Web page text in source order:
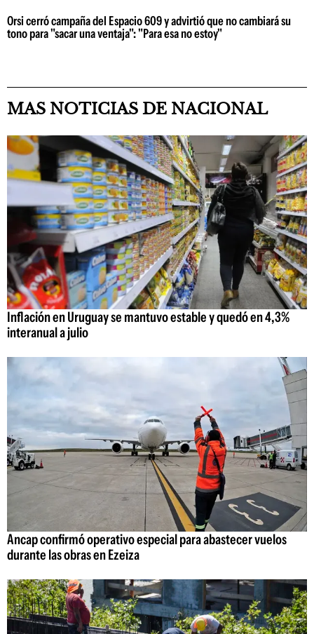
Orsi cerró campaña del Espacio 609 y advirtió que no cambiará su
tono para "sacar una ventaja": "Para esa no estoy"
MAS NOTICIAS DE NACIONAL
Inflación en Uruguay se mantuvo estable y quedó en 4,3%
interanual a julio
Ancap confirmó operativo especial para abastecer vuelos
durante las obras en Ezeiza